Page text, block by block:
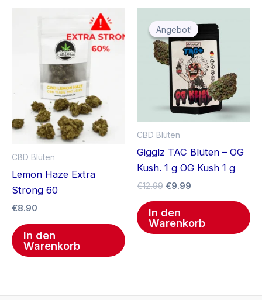
CBD Blüten
Lemon Haze Extra
Strong 60
€8.90
In den
Warenkorb
Angebot!
Angebot!
CBD Blüten
Gigglz TAC Blüten – OG
Kush. 1 g OG Kush 1 g
€12.99
Preis
war:
€12.99
€9.99
Preis
ist:
€9.99.
In den
Warenkorb